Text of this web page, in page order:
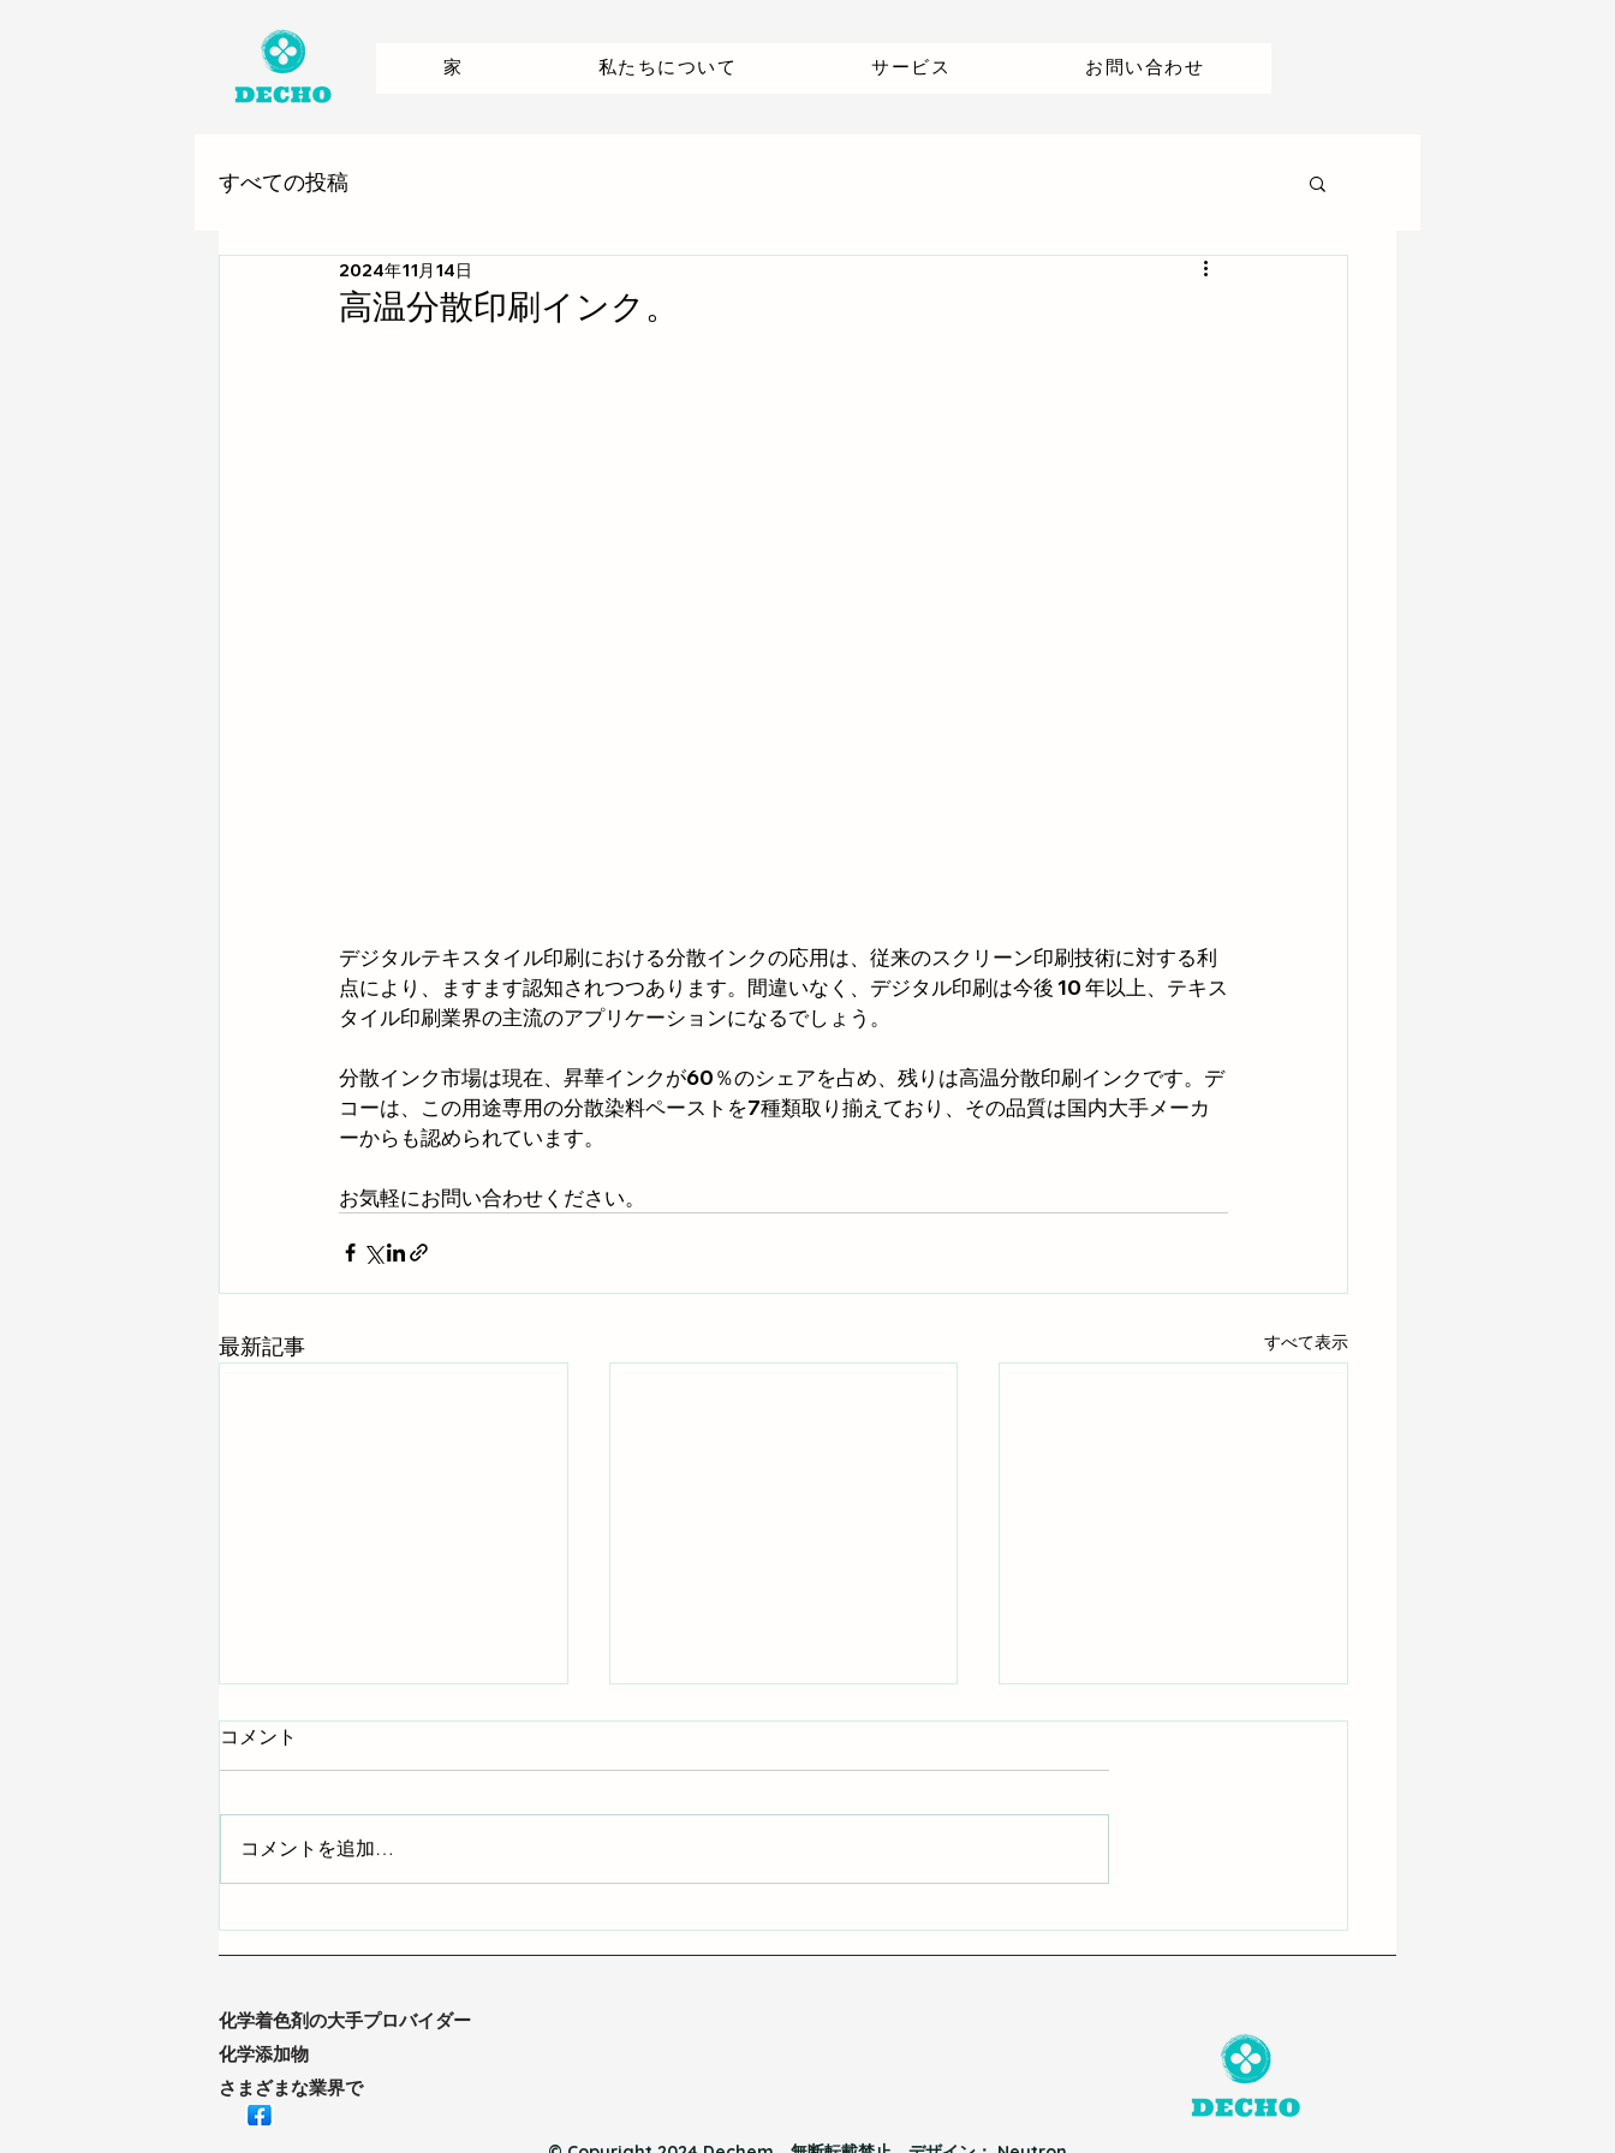
家 私たちについて サービス お問い合わせ
すべての投稿
高温分散印刷インク。
2024年11月14日
デジタルテキスタイル印刷における分散インクの応用は、従来のスクリーン印刷技術に対する利
点により、ますます認知されつつあります。間違いなく、デジタル印刷は今後 10 年以上、テキス
タイル印刷業界の主流のアプリケーションになるでしょう。
分散インク市場は現在、昇華インクが60％のシェアを占め、残りは高温分散印刷インクです。デ
コーは、この用途専用の分散染料ペーストを7種類取り揃えており、その品質は国内大手メーカ
ーからも認められています。
お気軽にお問い合わせください。
最新記事 すべて表示
臭素アンチモンペレット
液体染料とポリマー染料
分にぴったりのインクを見つ
コメント
コメントを追加…
化学着色剤の大手プロバイダー
化学添加物
さまざまな業界で